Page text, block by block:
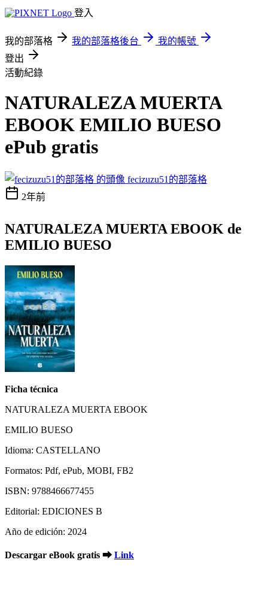
登入
我的部落格 我的部落格後台
我的帳號
登出
活動紀錄
NATURALEZA MUERTA
EBOOK EMILIO BUESO
ePub gratis
fecizuzu51的部落格
2年前
NATURALEZA MUERTA EBOOK de
EMILIO BUESO
Ficha técnica
NATURALEZA MUERTA EBOOK
EMILIO BUESO
Idioma: CASTELLANO
Formatos: Pdf, ePub, MOBI, FB2
ISBN: 9788466677455
Editorial: EDICIONES B
Año de edición: 2024
Descargar eBook gratis ➡ Link